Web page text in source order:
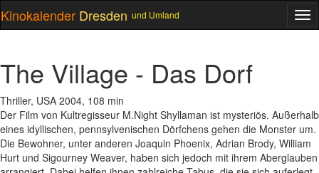
Kinokalender Dresden und Umland
The Village - Das Dorf
Thriller, USA 2004, 108 min
Der Film von Kultregisseur M.Night Shyllaman ist mysteriös. Außerhalb
eines idyllischen, pennsylvenischen Dörfchens gehen die Monster um.
Die Bewohner, unter anderen Joaquin Phoenix, Adrian Brody, William
Hurt und Sigourney Weaver, haben sich jedoch mit ihrem Aberglauben